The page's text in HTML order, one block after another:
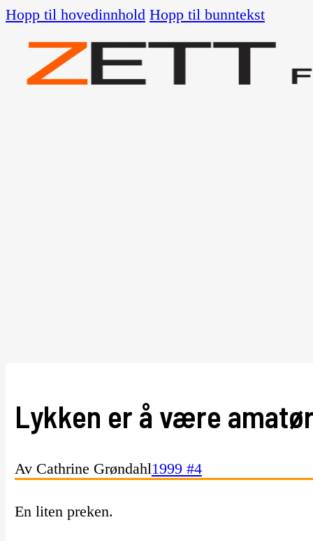
Hopp til hovedinnhold Hopp til bunntekst
Lykken er å være
Av Cathrine Grøndahl1999 #4
En liten preken.